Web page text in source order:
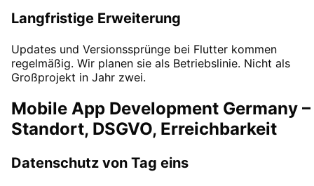
Langfristige Erweiterung
Updates und Versionssprünge bei Flutter kommen
regelmäßig. Wir planen sie als Betriebslinie. Nicht als
Großprojekt in Jahr zwei.
Mobile App Development Germany –
Standort, DSGVO, Erreichbarkeit
Datenschutz von Tag eins